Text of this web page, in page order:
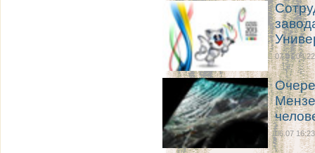
07.07 04:22
06.07 16:23